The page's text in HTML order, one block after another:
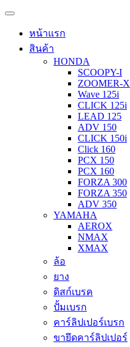
หน้าแรก
สินค้า
HONDA
SCOOPY-I
ZOOMER-X
Wave 125i
CLICK 125i
LEAD 125
ADV 150
CLICK 150i
Click 160
PCX 150
PCX 160
FORZA 300
FORZA 350
ADV 350
YAMAHA
AEROX
NMAX
XMAX
ล้อ
ยาง
ดิสก์เบรค
ปั้มเบรก
คาร์ลิปเปอร์เบรก
ขายึดคาร์ลิปเปอร์